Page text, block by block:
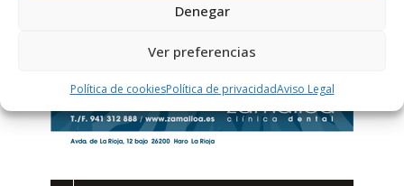
Denegar
Ver preferencias
Política de cookiesPolítica de privacidadAviso Legal